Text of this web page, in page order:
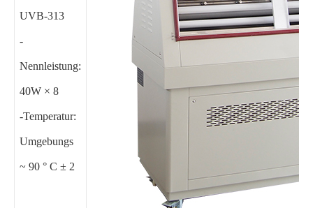
UVB-313
-
Nennleistung:
40W × 8
-Temperatur:
Umgebungs
~ 90 ° C ± 2